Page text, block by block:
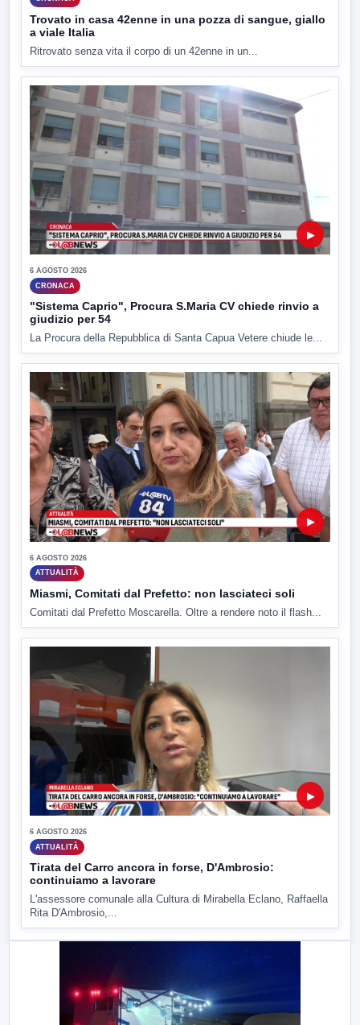
Trovato in casa 42enne in una pozza di sangue, giallo
a viale Italia
Ritrovato senza vita il corpo di un 42enne in un...
▶
6 AGOSTO 2026
CRONACA
"Sistema Caprio", Procura S.Maria CV chiede rinvio a
giudizio per 54
La Procura della Repubblica di Santa Capua Vetere chiude le...
▶
6 AGOSTO 2026
ATTUALITÀ
Miasmi, Comitati dal Prefetto: non lasciateci soli
Comitati dal Prefetto Moscarella. Oltre a rendere noto il flash...
▶
6 AGOSTO 2026
ATTUALITÀ
Tirata del Carro ancora in forse, D'Ambrosio:
continuiamo a lavorare
L'assessore comunale alla Cultura di Mirabella Eclano, Raffaella
Rita D'Ambrosio,...